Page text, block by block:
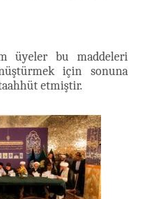
üyeler bu maddeleri
için sonuna
etmiştir.